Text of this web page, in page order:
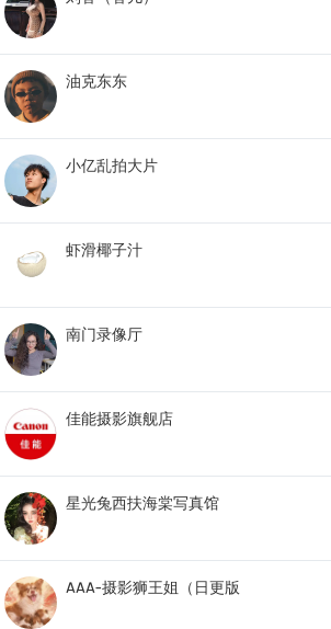
油克东东
小亿乱拍大片
虾滑椰子汁
南门录像厅
佳能摄影旗舰店
星光兔西扶海棠写真馆
AAA-摄影狮王姐（日更版